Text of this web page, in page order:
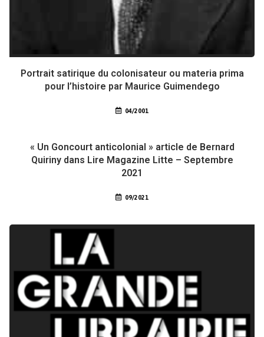
Portrait satirique du colonisateur ou materia prima
pour l’histoire par Maurice Guimendego
04/2001
« Un Goncourt anticolonial » article de Bernard
Quiriny dans Lire Magazine Litte – Septembre
2021
09/2021